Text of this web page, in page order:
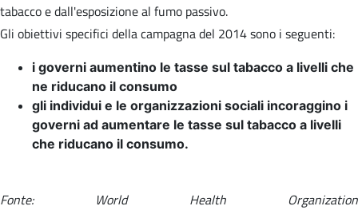
tabacco e dall'esposizione al fumo passivo.
Gli obiettivi specifici della campagna del 2014 sono i seguenti:
i governi aumentino le tasse sul tabacco a livelli che
ne riducano il consumo
gli individui e le organizzazioni sociali incoraggino i
governi ad aumentare le tasse sul tabacco a livelli
che riducano il consumo.
Fonte: World Health Organization